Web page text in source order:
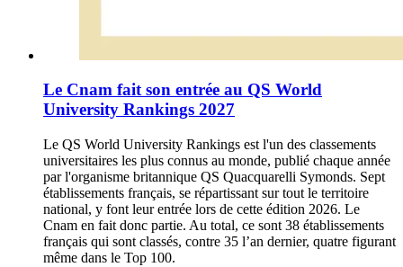
Le Cnam fait son entrée au QS World
University Rankings 2027
Le QS World University Rankings est l'un des classements
universitaires les plus connus au monde, publié chaque année
par l'organisme britannique QS Quacquarelli Symonds. Sept
établissements français, se répartissant sur tout le territoire
national, y font leur entrée lors de cette édition 2026. Le
Cnam en fait donc partie. Au total, ce sont 38 établissements
français qui sont classés, contre 35 l’an dernier, quatre figurant
même dans le Top 100.